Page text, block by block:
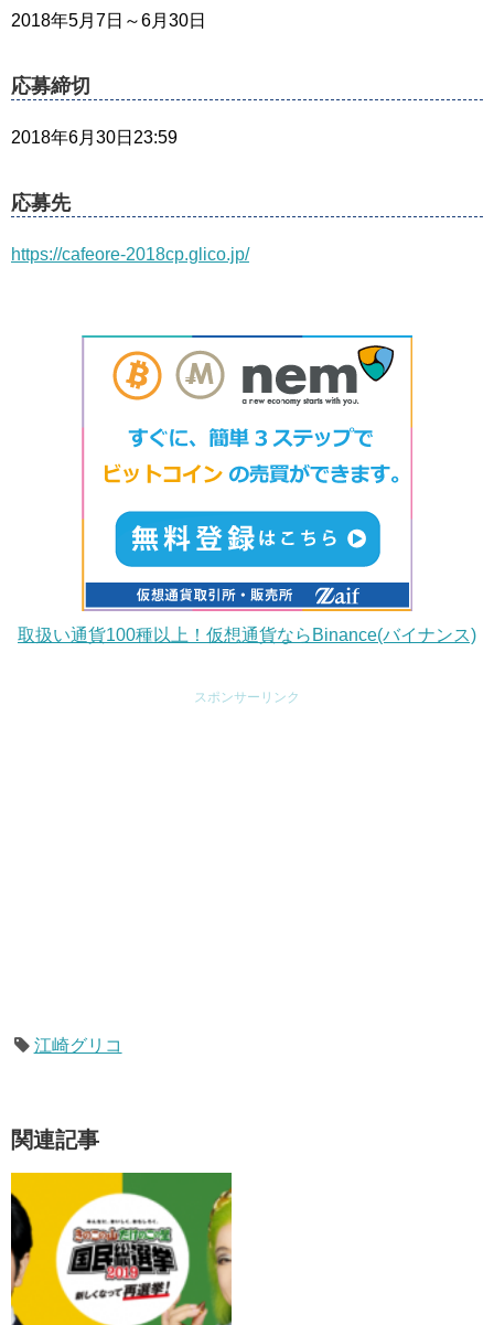
2018年5月7日～6月30日
応募締切
2018年6月30日23:59
応募先
https://cafeore-2018cp.glico.jp/
取扱い通貨100種以上！仮想通貨ならBinance(バイナンス)
スポンサーリンク
江崎グリコ
関連記事